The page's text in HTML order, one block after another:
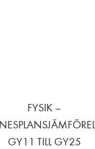
FYSIK –
GY11 TILL GY25